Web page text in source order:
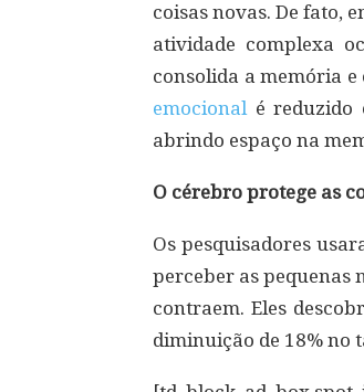
coisas novas. De fato,
atividade complexa
consolida a memória
emocionalé reduzido
abrindo espaço na
O cérebro protege as
Os pesquisadores
perceber as pequenas
contraem. Eles
diminuição de 18% no